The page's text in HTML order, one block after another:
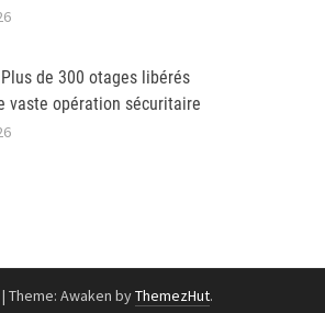
de 300 otages libérés
vaste opération sécuritaire
| Theme: Awaken byThemezHut.